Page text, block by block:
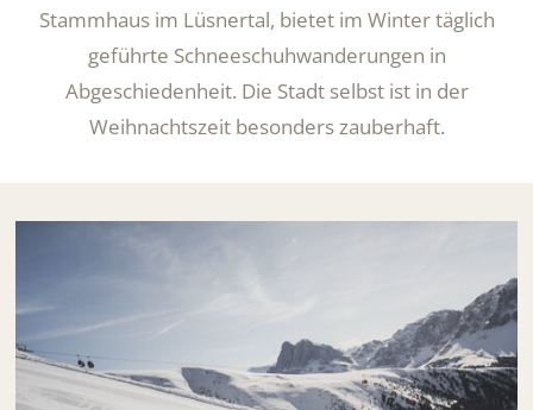
Stammhaus im Lüsnertal, bietet im Winter täglich
geführte Schneeschuhwanderungen in
Abgeschiedenheit. Die Stadt selbst ist in der
Weihnachtszeit besonders zauberhaft.